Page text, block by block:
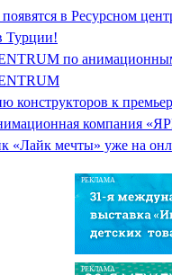
в Ресурсном
Турции!
по
конструкторов к
компания
«Лайк мечты» уже на
РЕКЛАМА
РЕКЛАМА